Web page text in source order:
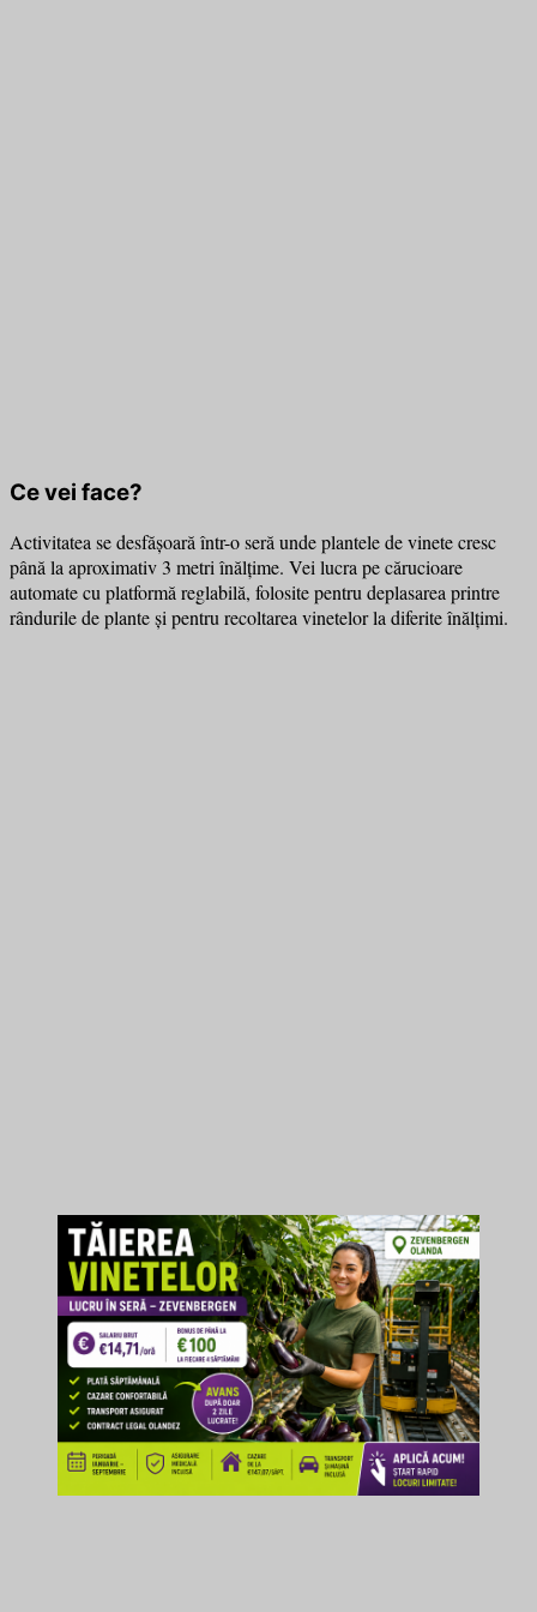
Ce vei face?
Activitatea se desfășoară într-o seră unde plantele de vinete cresc
până la aproximativ 3 metri înălțime. Vei lucra pe cărucioare
automate cu platformă reglabilă, folosite pentru deplasarea printre
rândurile de plante și pentru recoltarea vinetelor la diferite înălțimi.